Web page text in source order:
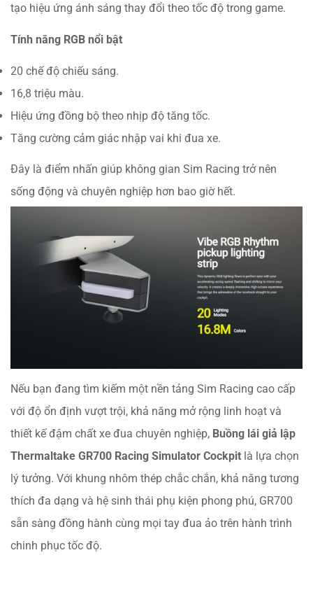
tạo hiệu ứng ánh sáng thay đổi theo tốc độ trong game.
Tính năng RGB nổi bật
20 chế độ chiếu sáng.
16,8 triệu màu.
Hiệu ứng đồng bộ theo nhịp độ tăng tốc.
Tăng cường cảm giác nhập vai khi đua xe.
Đây là điểm nhấn giúp không gian Sim Racing trở nên
sống động và chuyên nghiệp hơn bao giờ hết.
Nếu bạn đang tìm kiếm một nền tảng Sim Racing cao cấp
với độ ổn định vượt trội, khả năng mở rộng linh hoạt và
thiết kế đậm chất xe đua chuyên nghiệp, Buồng lái giả lập
Thermaltake GR700 Racing Simulator Cockpit là lựa chọn
lý tưởng. Với khung nhôm thép chắc chắn, khả năng tương
thích đa dạng và hệ sinh thái phụ kiện phong phú, GR700
sẵn sàng đồng hành cùng mọi tay đua ảo trên hành trình
chinh phục tốc độ.